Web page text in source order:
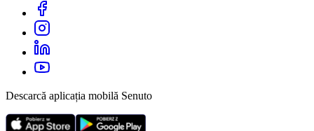
Descarcă aplicația mobilă Senuto